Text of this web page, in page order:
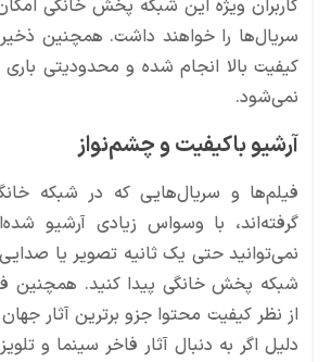
کاربران ویژه این شبکه پخش خانگی
سریال‌ها را خواهند داشت. همچنین
کیفیت بالا انجام شده و محدودیتی باری
نمی‌شود.
آرشیو باکیفیت و چشم‌نواز
فیلم‌ها و سریال‌هایی که در شبکه
گرفته‌اند، با وسواس زیادی آرشیو
نمی‌توانید حتی یک ثانیه تصویر یا
شبکه پخش خانگی پیدا کنید. همچنین
از نظر کیفیت محتوا جزو برترین آثار
دلیل اگر به دنبال آثار فاخر سینما و